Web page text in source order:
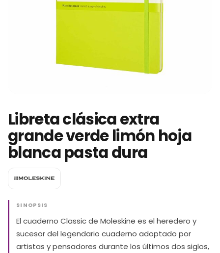
Libreta clásica extra
grande verde limón hoja
blanca pasta dura
SINOPSIS
El cuaderno Classic de Moleskine es el heredero y
sucesor del legendario cuaderno adoptado por
artistas y pensadores durante los últimos dos siglos,